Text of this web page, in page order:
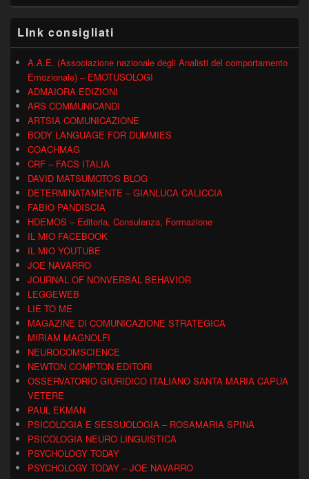
LInk consigliati
A.A.E. (Associazione nazionale degli Analisti del comportamento
Emozionale) – EMOTUSOLOGI
ADMAIORA EDIZIONI
ARS COMMUNICANDI
ARTSIA COMUNICAZIONE
BODY LANGUAGE FOR DUMMIES
COACHMAG
CRF – FACS ITALIA
DAVID MATSUMOTO'S BLOG
DETERMINATAMENTE – GIANLUCA CALICCIA
FABIO PANDISCIA
HDEMOS – Editoria, Consulenza, Formazione
IL MIO FACEBOOK
IL MIO YOUTUBE
JOE NAVARRO
JOURNAL OF NONVERBAL BEHAVIOR
LEGGEWEB
LIE TO ME
MAGAZINE DI COMUNICAZIONE STRATEGICA
MIRIAM MAGNOLFI
NEUROCOMSCIENCE
NEWTON COMPTON EDITORI
OSSERVATORIO GIURIDICO ITALIANO SANTA MARIA CAPUA
VETERE
PAUL EKMAN
PSICOLOGIA E SESSUOLOGIA – ROSAMARIA SPINA
PSICOLOGIA NEURO LINGUISTICA
PSYCHOLOGY TODAY
PSYCHOLOGY TODAY – JOE NAVARRO